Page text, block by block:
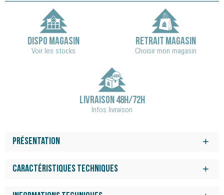
DISPO MAGASIN
Voir les stocks
RETRAIT MAGASIN
Choisir mon magasin
LIVRAISON 48H/72H
Infos livraison
Présentation
ultrarésistante, cette chaussure redéfinit les codes du running
Caractéristiques techniques